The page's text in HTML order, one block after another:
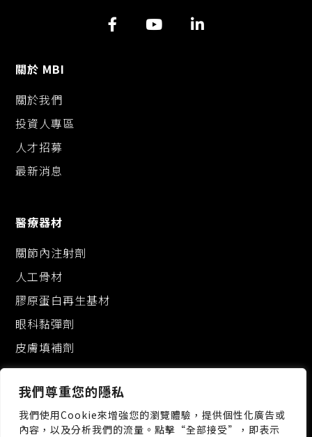
我們尊重您的隱私
我們使用Cookie來增強您的瀏覽體驗，提供個性化廣告或
內容，以及分析我們的流量。點擊“全部接受”，即表示
關於 MBI
關於我們
投資人專區
人才招募
最新消息
醫療器材
關節內注射劑
人工骨材
膠原蛋白再生基材
眼科黏彈劑
皮膚填補劑